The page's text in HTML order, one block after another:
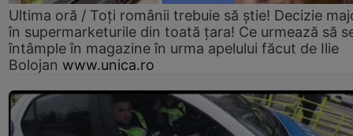
Ultima oră / Toți românii trebuie să știe! Decizie
în supermarketurile din toată țara! Ce urmează să
întâmple în magazine în urma apelului făcut de Ilie
Bolojan www.unica.ro